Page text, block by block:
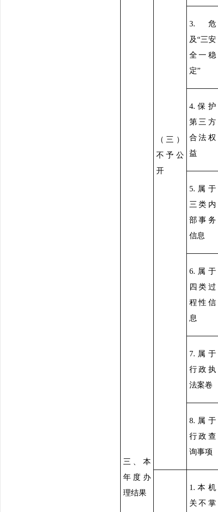
三、本
年度办
理结果
（三）
不予公
开
3.危
及“三安
全一稳
定”
4.保护
第三方
合法权
益
5.属于
三类内
部事务
信息
6.属于
四类过
程性信
息
7.属于
行政执
法案卷
8.属于
行政查
询事项
1.本机
关不掌